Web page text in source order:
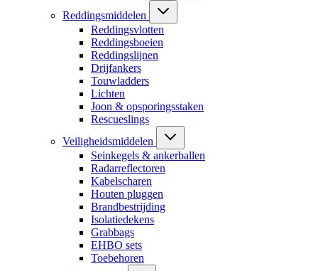
Reddingsmiddelen
Reddingsvlotten
Reddingsboeien
Reddingslijnen
Drijfankers
Touwladders
Lichten
Joon & opsporingsstaken
Rescueslings
Veiligheidsmiddelen
Seinkegels & ankerballen
Radarreflectoren
Kabelscharen
Houten pluggen
Brandbestrijding
Isolatiedekens
Grabbags
EHBO sets
Toebehoren